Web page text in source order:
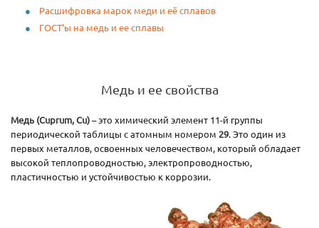
Расшифровка марок меди и её сплавов
ГОСТ’ы на медь и ее сплавы
Медь и ее свойства
Медь (Cuprum, Cu)– это химический элемент 11-й группы
периодической таблицы с атомным номером 29. Это один из
первых металлов, освоенных человечеством, который обладает
высокой теплопроводностью, электропроводностью,
пластичностью и устойчивостью к коррозии.